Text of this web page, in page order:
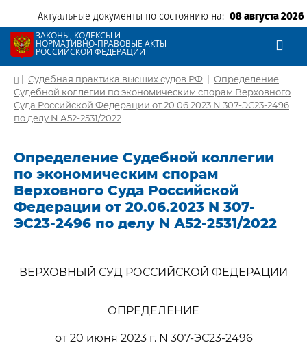
Актуальные документы по состоянию на: 08 августа 2026
ЗАКОНЫ, КОДЕКСЫ И
НОРМАТИВНО-ПРАВОВЫЕ АКТЫ
РОССИЙСКОЙ ФЕДЕРАЦИИ
| Судебная практика высших судов РФ | Определение
Судебной коллегии по экономическим спорам Верховного
Суда Российской Федерации от 20.06.2023 N 307-ЭС23-2496
по делу N А52-2531/2022
Определение Судебной коллегии
по экономическим спорам
Верховного Суда Российской
Федерации от 20.06.2023 N 307-
ЭС23-2496 по делу N А52-2531/2022
ВЕРХОВНЫЙ СУД РОССИЙСКОЙ ФЕДЕРАЦИИ
ОПРЕДЕЛЕНИЕ
от 20 июня 2023 г. N 307-ЭС23-2496